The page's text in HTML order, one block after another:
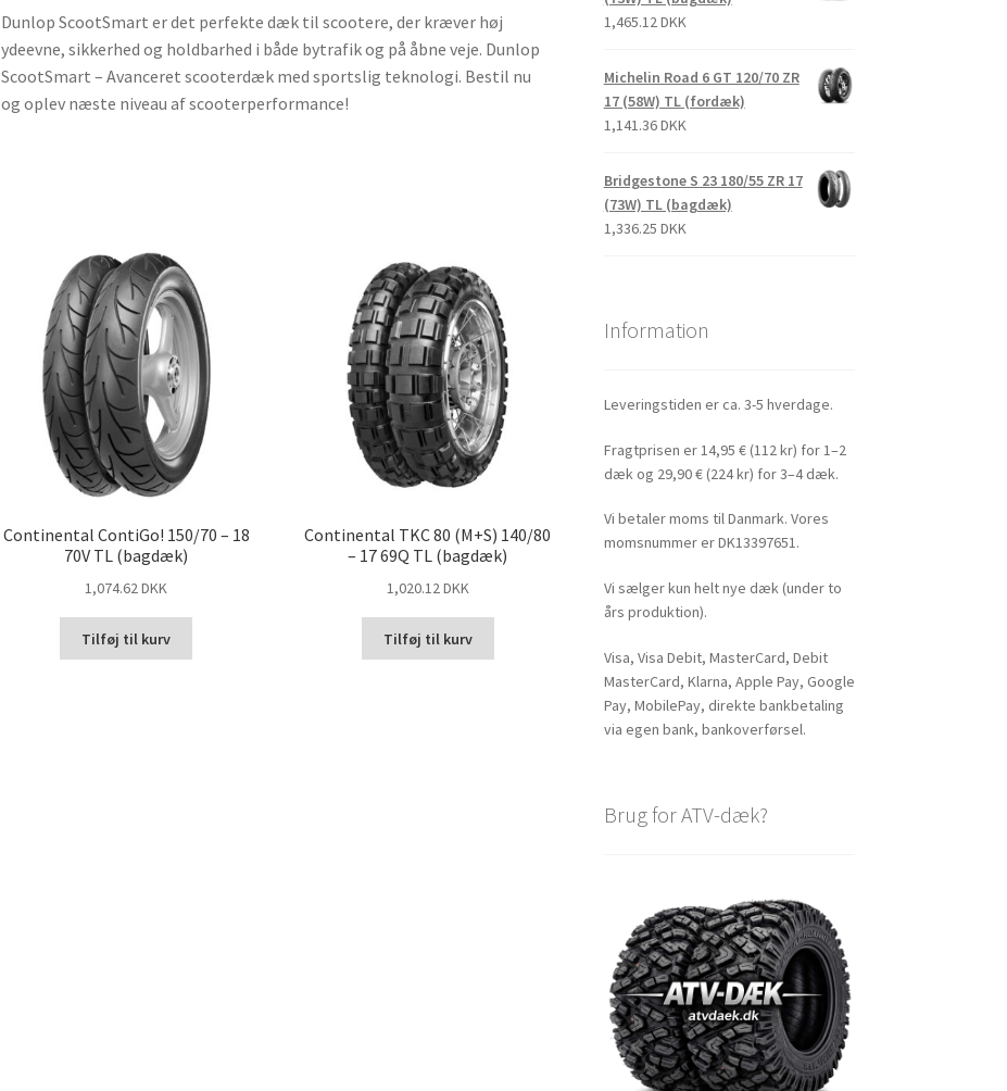
Dunlop ScootSmart er det perfekte dæk til scootere, der kræver høj
ydeevne, sikkerhed og holdbarhed i både bytrafik og på åbne veje. Dunlop
ScootSmart – Avanceret scooterdæk med sportslig teknologi. Bestil nu
og oplev næste niveau af scooterperformance!
Continental ContiGo! 150/70 – 18
70V TL (bagdæk)
1,074.62 DKK
Tilføj til kurv
Continental TKC 80 (M+S) 140/80
– 17 69Q TL (bagdæk)
1,020.12 DKK
Tilføj til kurv
1,465.12 DKK
Michelin Road 6 GT 120/70 ZR
17 (58W) TL (fordæk)
1,141.36 DKK
Bridgestone S 23 180/55 ZR 17
(73W) TL (bagdæk)
1,336.25 DKK
Information
Leveringstiden er ca. 3-5 hverdage.
Fragtprisen er 14,95 € (112 kr) for 1–2
dæk og 29,90 € (224 kr) for 3–4 dæk.
Vi betaler moms til Danmark. Vores
momsnummer er DK13397651.
Vi sælger kun helt nye dæk (under to
års produktion).
Visa, Visa Debit, MasterCard, Debit
MasterCard, Klarna, Apple Pay, Google
Pay, MobilePay, direkte bankbetaling
via egen bank, bankoverførsel.
Brug for ATV-dæk?